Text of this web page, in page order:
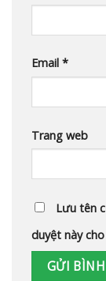
Email *
Trang web
Lưu tên
duyệt này